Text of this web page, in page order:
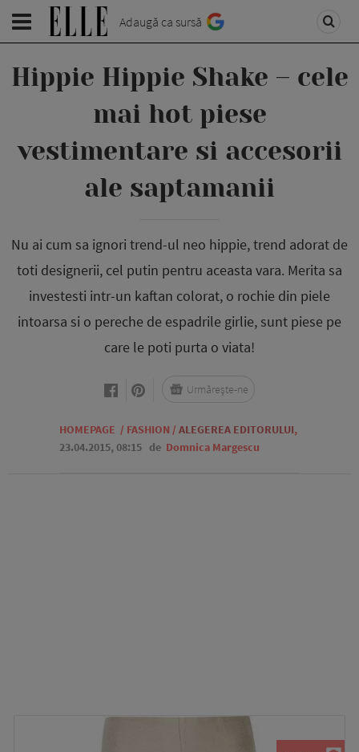
Adaugă ca sursă
Hippie Hippie Shake – cele
mai hot piese
vestimentare si accesorii
ale saptamanii
Nu ai cum sa ignori trend-ul neo hippie, trend adorat de
toti designerii, cel putin pentru aceasta vara. Merita sa
investesti intr-un kaftan colorat, o rochie din piele
intoarsa si o pereche de espadrile girlie, sunt piese pe
care le poti purta o viata!
HOMEPAGE / FASHION / ALEGEREA EDITORULUI,
23.04.2015, 08:15 de Domnica Margescu
Urmărește-ne